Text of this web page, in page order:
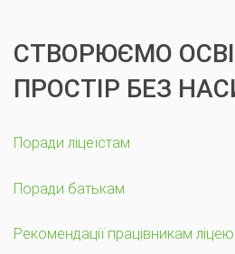
СТВОРЮЄМО
ПРОСТІР БЕЗ
Поради ліцеїстам
Поради батькам
Рекомендації працівникам ліцею